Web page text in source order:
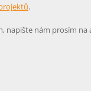
.
napište nám prosím na